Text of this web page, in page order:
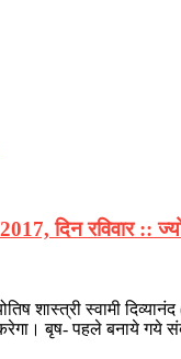
दिन रविवार ::
शास्त्री स्वामी
करेगा। बृष- पहले बनाये